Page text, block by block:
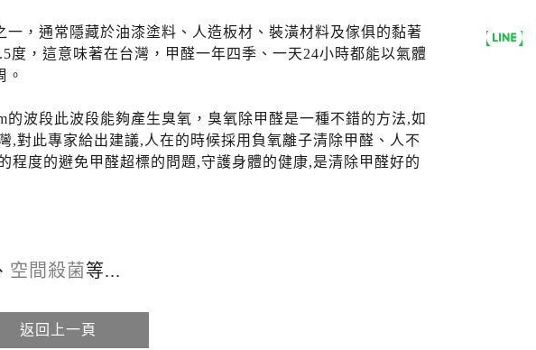
，通常隱藏於油漆塗料、人造板材、裝潢材料及傢俱的黏著
度，這意味著在台灣，甲醛一年四季、一天24小時都能以氣體
。
波段此波段能夠產生臭氧，臭氧除甲醛是一種不錯的方法,如
,對此專家給出建議,人在的時候採用負氧離子清除甲醛、人不
程度的避免甲醛超標的問題,守護身體的健康,是清除甲醛好的
空間殺菌等...
返回上一頁